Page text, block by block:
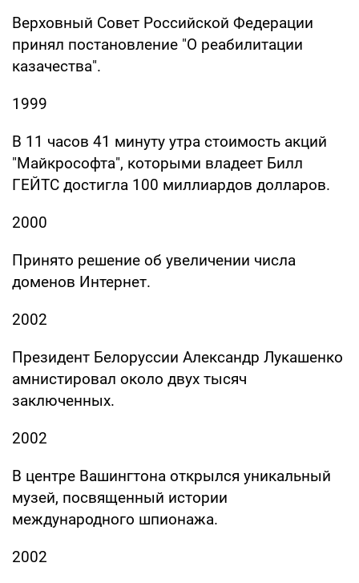
Верховный Совет Российской Федерации
принял постановление "О реабилитации
казачества".
1999
В 11 часов 41 минуту утра стоимость акций
"Майкрософта", которыми владеет Билл
ГЕЙТС достигла 100 миллиардов долларов.
2000
Принято решение об увеличении числа
доменов Интернет.
2002
Президент Белоруссии Александр Лукашенко
амнистировал около двух тысяч
заключенных.
2002
В центре Вашингтона открылся уникальный
музей, посвященный истории
международного шпионажа.
2002